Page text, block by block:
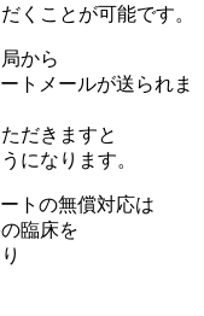
くことが可能です。
から
トメールが送られま
だきますと
になります。
トの無償対応は
臨床を